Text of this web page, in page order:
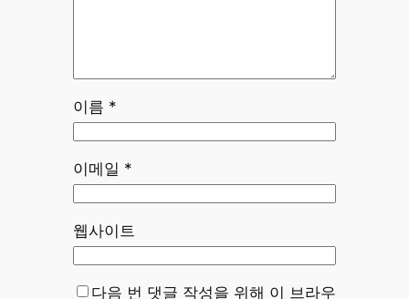
이름 *
이메일 *
웹사이트
다음 번 댓글 작성을 위해 이 브라우